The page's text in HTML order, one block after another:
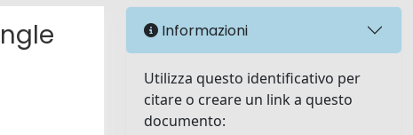
Informazioni
Utilizza questo identificativo per
citare o creare un link a questo
documento: